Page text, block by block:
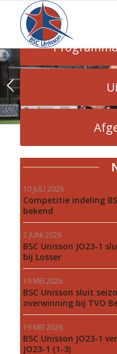
10 JULI 2026
Competitie indeling
bekend
2 JUNI 2026
BSC Unisson JO23-1
bij Losser
19 MEI 2026
BSC Unisson sluit
overwinning bij TVO
19 MEI 2026
BSC Unisson JO23-1
JO23-1 (1-3)